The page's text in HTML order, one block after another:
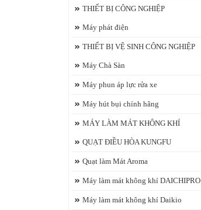
THIẾT BỊ CÔNG NGHIỆP
Máy phát điện
THIẾT BỊ VỆ SINH CÔNG NGHIỆP
Máy Chà Sàn
Máy phun áp lực rửa xe
Máy hút bụi chính hãng
MÁY LÀM MÁT KHÔNG KHÍ
QUẠT ĐIỀU HÒA KUNGFU
Quạt làm Mát Aroma
Máy làm mát không khí DAICHIPRO
Máy làm mát không khí Daikio